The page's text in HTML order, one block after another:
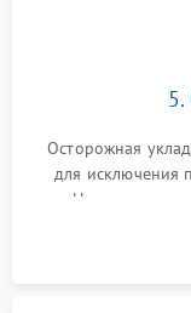
5.
Осторожная
для исключения
Надежное
аккуратное